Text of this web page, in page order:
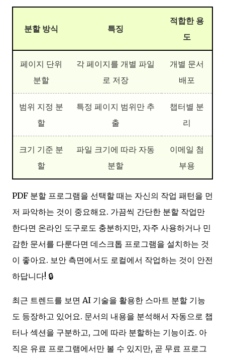
분할 방식 특징
적합한 용
도
페이지 단위
분할
각 페이지를 개별 파일
로 저장
개별 문서
배포
범위 지정 분
할
특정 페이지 범위만 추
출
챕터별 분
리
크기 기준 분
할
파일 크기에 따라 자동
분할
이메일 첨
부용
PDF 분할 프로그램을 선택할 때는 자신의 작업 패턴을 먼
저 파악하는 것이 중요해요. 가끔씩 간단한 분할 작업만
한다면 온라인 도구로도 충분하지만, 자주 사용하거나 민
감한 문서를 다룬다면 데스크톱 프로그램을 설치하는 것
이 좋아요. 보안 측면에서도 로컬에서 작업하는 것이 안전
하답니다! 🔒
최근 트렌드를 보면 AI 기술을 활용한 스마트 분할 기능
도 등장하고 있어요. 문서의 내용을 분석해서 자동으로 챕
터나 섹션을 구분하고, 그에 따라 분할하는 기능이죠. 아
직은 유료 프로그램에서만 볼 수 있지만, 곧 무료 프로그